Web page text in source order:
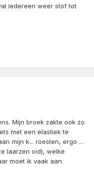
iedereen weer stof tot
Mijn broek zakte ook zo
met een elastiek te
mijn k... roesten, ergo ...
laarzen oid), welke
moet ik vaak aan